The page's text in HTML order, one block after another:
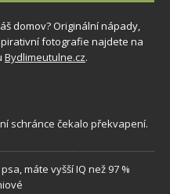
domov? Originální nápady,
fotografie najdete na
Bydlimeutulne.cz.
schránce čekalo překvapení.
máte vyšší IQ než 97 %